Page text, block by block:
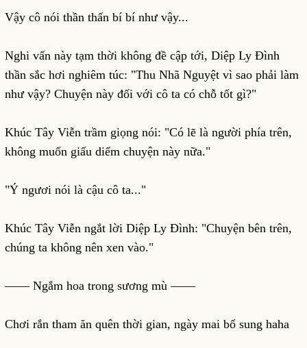
Vậy cô nói thần thấn bí bí như vậy...
Nghi vấn này tạm thời không đề cập tới, Diệp Ly Đình
thần sắc hơi nghiêm túc: "Thu Nhã Nguyệt vì sao phải làm
như vậy? Chuyện này đối với cô ta có chỗ tốt gì?"
Khúc Tây Viễn trầm giọng nói: "Có lẽ là người phía trên,
không muốn giấu diếm chuyện này nữa."
"Ý ngươi nói là cậu cô ta..."
Khúc Tây Viễn ngắt lời Diệp Ly Đình: "Chuyện bên trên,
chúng ta không nên xen vào."
—— Ngắm hoa trong sương mù ——
Chơi rắn tham ăn quên thời gian, ngày mai bổ sung haha